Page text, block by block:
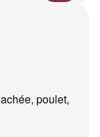
poulet,